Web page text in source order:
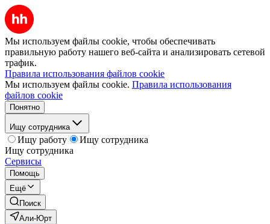
Мы используем файлы cookie, чтобы обеспечивать
правильную работу нашего веб-сайта и анализировать сетевой
трафик.
Правила использования файлов cookie
Мы используем файлы cookie. Правила использования
файлов cookie
Понятно
Ищу сотрудника
Ищу работу
Ищу сотрудника
Ищу сотрудника
Сервисы
Помощь
Ещё
Поиск
Али-Юрт